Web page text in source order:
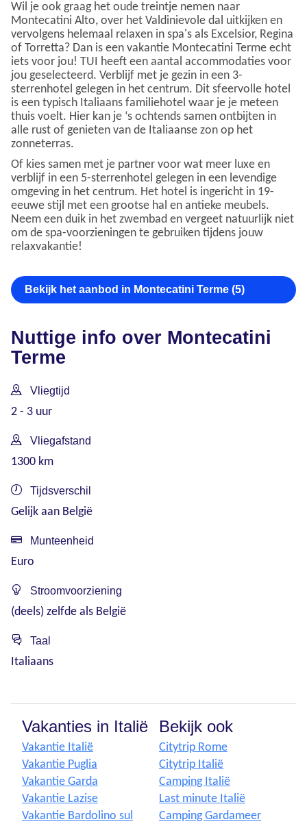
Wil je ook graag het oude treintje nemen naar
Montecatini Alto, over het Valdinievole dal uitkijken en
vervolgens helemaal relaxen in spa's als Excelsior, Regina
of Torretta? Dan is een vakantie Montecatini Terme echt
iets voor jou! TUI heeft een aantal accommodaties voor
jou geselecteerd. Verblijf met je gezin in een 3-
sterrenhotel gelegen in het centrum. Dit sfeervolle hotel
is een typisch Italiaans familiehotel waar je je meteen
thuis voelt. Hier kan je ‘s ochtends samen ontbijten in
alle rust of genieten van de Italiaanse zon op het
zonneterras.
Of kies samen met je partner voor wat meer luxe en
verblijf in een 5-sterrenhotel gelegen in een levendige
omgeving in het centrum. Het hotel is ingericht in 19-
eeuwe stijl met een grootse hal en antieke meubels.
Neem een duik in het zwembad en vergeet natuurlijk niet
om de spa-voorzieningen te gebruiken tijdens jouw
relaxvakantie!
Bekijk het aanbod in Montecatini Terme (5)
Nuttige info over Montecatini
Terme
Vliegtijd
2 - 3 uur
Vliegafstand
1300 km
Tijdsverschil
Gelijk aan België
Munteenheid
Euro
Stroomvoorziening
(deels) zelfde als België
Taal
Italiaans
Vakanties in Italië
Vakantie Italië
Vakantie Puglia
Vakantie Garda
Vakantie Lazise
Vakantie Bardolino sul
Bekijk ook
Citytrip Rome
Citytrip Italië
Camping Italië
Last minute Italië
Camping Gardameer